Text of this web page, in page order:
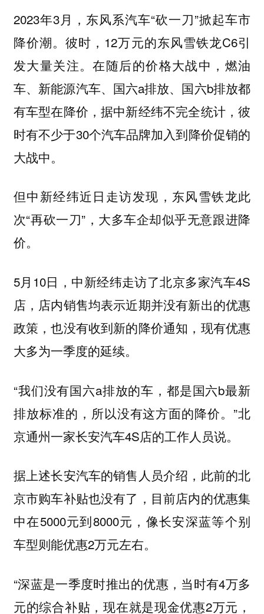
2023年3月，东风系汽车“砍一刀”掀起车市
降价潮。彼时，12万元的东风雪铁龙C6引
发大量关注。在随后的价格大战中，燃油
车、新能源汽车、国六a排放、国六b排放都
有车型在降价，据中新经纬不完全统计，彼
时有不少于30个汽车品牌加入到降价促销的
大战中。
但中新经纬近日走访发现，东风雪铁龙此
次“再砍一刀”，大多车企却似乎无意跟进降
价。
5月10日，中新经纬走访了北京多家汽车4S
店，店内销售均表示近期并没有新出的优惠
政策，也没有收到新的降价通知，现有优惠
大多为一季度的延续。
“我们没有国六a排放的车，都是国六b最新
排放标准的，所以没有这方面的降价。”北
京通州一家长安汽车4S店的工作人员说。
据上述长安汽车的销售人员介绍，此前的北
京市购车补贴也没有了，目前店内的优惠集
中在5000元到8000元，像长安深蓝等个别
车型则能优惠2万元左右。
“深蓝是一季度时推出的优惠，当时有4万多
元的综合补贴，现在就是现金优惠2万元，